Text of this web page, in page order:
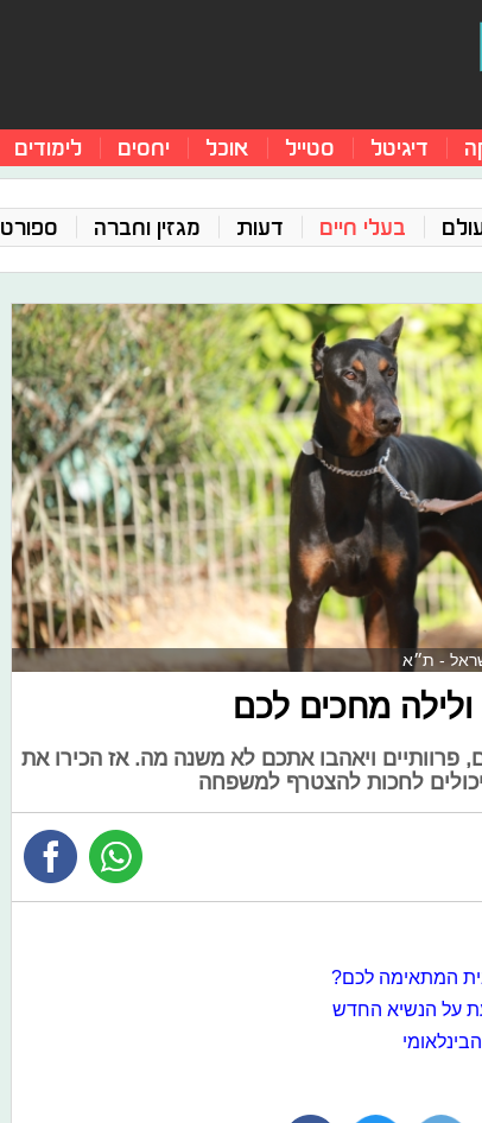
דיגיטל סטייל אוכל יחסים לימודים
בעלי חיים דעות מגזין וחברה ספורט
- ת״א
מחכים לכם
פרוותיים ויאהבו אתכם לא משנה מה. אז הכירו את
לחכות להצטרף למשפחה
המתאימה לכם?
על הנשיא החדש